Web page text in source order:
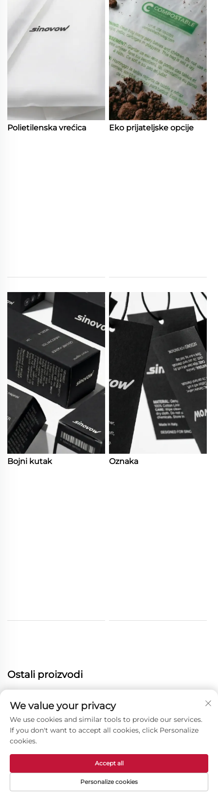
Polietilenska vrećica Eko prijateljske opcije
Bojni kutak Oznaka
Ostali proizvodi
We value your privacy
We use cookies and similar tools to provide our services.
If you don't want to accept all cookies, click Personalize
cookies.
Personalize cookies
Accept all